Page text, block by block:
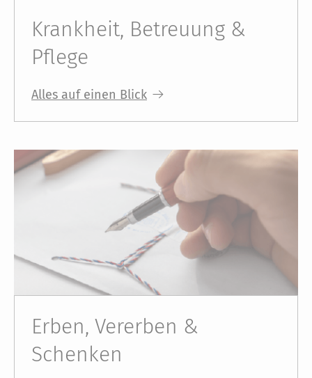
Krankheit, Betreuung &
Pflege
Alles auf einen Blick
Erben, Vererben &
Schenken